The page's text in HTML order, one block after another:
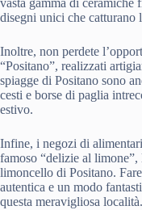
vasta gamma di ceramiche
disegni unici che catturano
Inoltre, non perdete
“Positano”, realizzati
spiagge di Positano sono
cesti e borse di paglia
estivo.
Infine, i negozi di
famoso “delizie al
limoncello di Positano.
autentica e un modo
questa meravigliosa località.